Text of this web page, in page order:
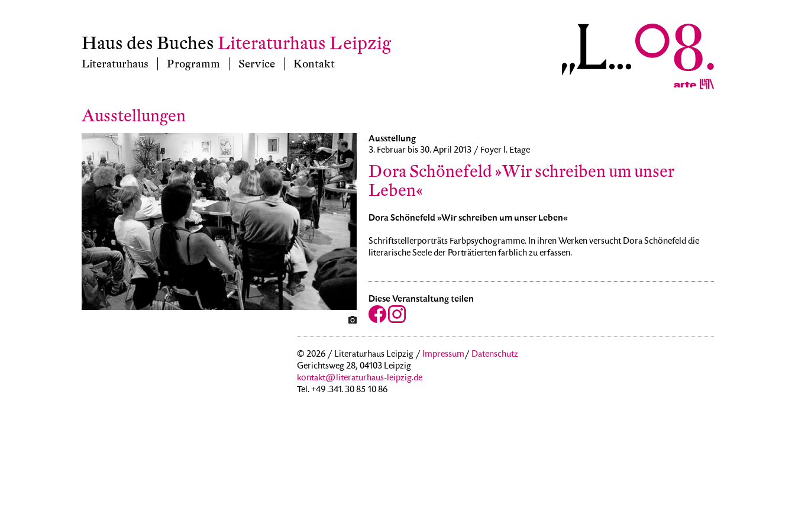
Haus des Buches Literaturhaus Leipzig
Literaturhaus Programm Service Kontakt
Ausstellungen
Ausstellung
3. Februar bis 30. April 2013 / Foyer I. Etage
Dora Schönefeld »Wir schreiben um unser
Leben«
Dora Schönefeld »Wir schreiben um unser Leben«
Schriftstellerporträts Farbpsychogramme. In ihren Werken versucht Dora Schönefeld die
literarische Seele der Porträtierten farblich zu erfassen.
Diese Veranstaltung teilen
© 2026 / Literaturhaus Leipzig / Impressum/ Datenschutz
Gerichtsweg 28, 04103 Leipzig
kontakt@literaturhaus-leipzig.de
Tel. +49 .341. 30 85 10 86